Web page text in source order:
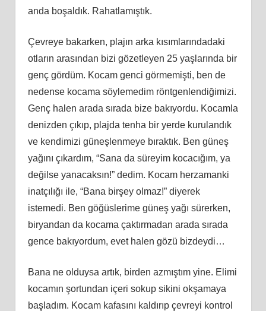
anda boşaldık. Rahatlamıştık.
Çevreye bakarken, plajın arka kısımlarındadaki
otların arasından bizi gözetleyen 25 yaşlarında bir
genç gördüm. Kocam genci görmemişti, ben de
nedense kocama söylemedim röntgenlendiğimizi.
Genç halen arada sırada bize bakıyordu. Kocamla
denizden çıkıp, plajda tenha bir yerde kurulandık
ve kendimizi güneşlenmeye bıraktık. Ben güneş
yağını çıkardım, “Sana da süreyim kocacığım, ya
değilse yanacaksın!” dedim. Kocam herzamanki
inatçılığı ile, “Bana birşey olmaz!” diyerek
istemedi. Ben göğüslerime güneş yağı sürerken,
biryandan da kocama çaktırmadan arada sırada
gence bakıyordum, evet halen gözü bizdeydi…
Bana ne olduysa artık, birden azmıştım yine. Elimi
kocamın şortundan içeri sokup sikini okşamaya
başladım. Kocam kafasını kaldırıp çevreyi kontrol